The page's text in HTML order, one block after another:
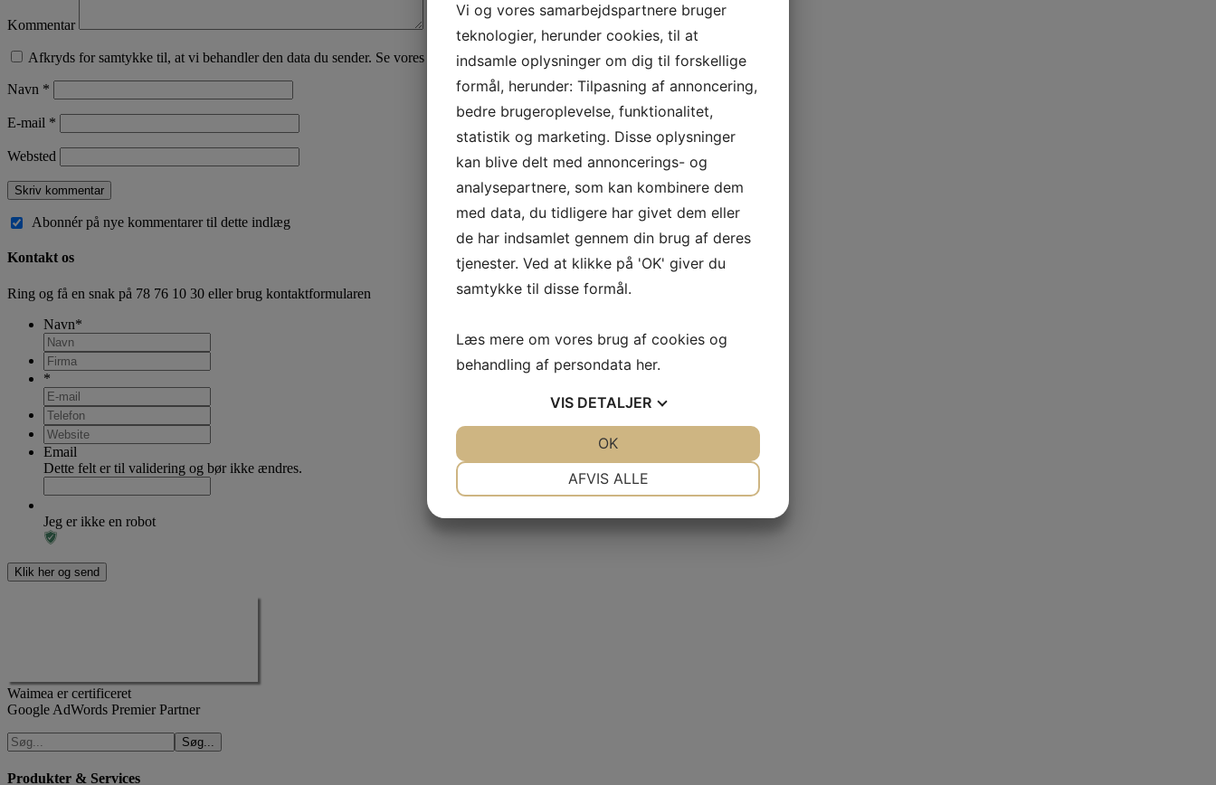
Kommentar
Afkryds for samtykke til, at vi behandler den data du sender. Se vores privatlivspolitik her.
Navn *
E-mail *
Websted
Abonnér på nye kommentarer til dette indlæg
Kontakt os
Ring og få en snak på 78 76 10 30 eller brug kontaktformularen
Navn*
*
Email
Dette felt er til validering og bør ikke ændres.
Jeg er ikke en robot
Waimea er certificeret
Google AdWords Premier Partner
Produkter & Services
Vi og vores samarbejdspartnere bruger
teknologier, herunder cookies, til at
indsamle oplysninger om dig til forskellige
formål, herunder: Tilpasning af annoncering,
bedre brugeroplevelse, funktionalitet,
statistik og marketing. Disse oplysninger
kan blive delt med annoncerings- og
analysepartnere, som kan kombinere dem
med data, du tidligere har givet dem eller
de har indsamlet gennem din brug af deres
tjenester. Ved at klikke på 'OK' giver du
samtykke til disse formål.
Læs mere om vores brug af cookies og
behandling af persondata her.
VIS DETALJER
AFVIS ALLE
OK